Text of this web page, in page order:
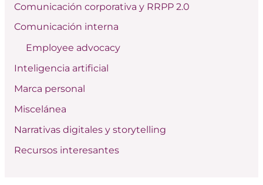
p
o
:
Comunicación corporativa y RRPP 2.0
Comunicación interna
Employee advocacy
Inteligencia artificial
Marca personal
Miscelánea
Narrativas digitales y storytelling
Recursos interesantes